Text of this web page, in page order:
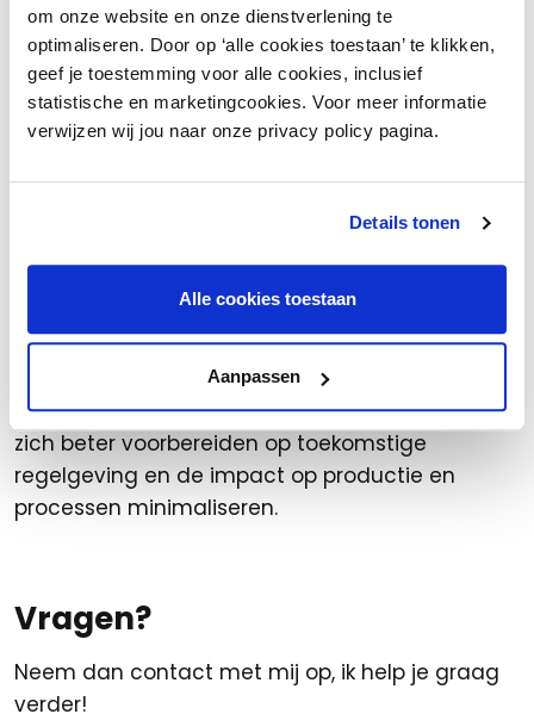
om onze website en onze dienstverlening te
optimaliseren. Door op ‘alle cookies toestaan’ te klikken,
geef je toestemming voor alle cookies, inclusief
statistische en marketingcookies. Voor meer informatie
verwijzen wij jou naar onze privacy policy pagina.
Details tonen
Alle cookies toestaan
Aanpassen
schadelijkheid en mogelijke alternatieven.
Wat bedrijven nu kunnen
doen
Inventariseer welke producten en processen
materialen.
Start met het geleidelijk verminderen van PFAS-
gebruik om toekomstige naleving eenvoudiger
Door nu actie te ondernemen kunnen bedrijven
zich beter voorbereiden op toekomstige
regelgeving en de impact op productie en
processen minimaliseren.
Vragen?
Neem dan contact met mij op, ik help je graag
verder!